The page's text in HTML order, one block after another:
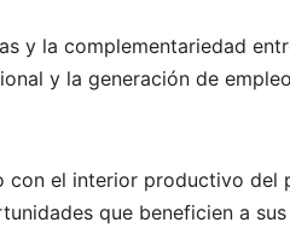
y la complementariedad
y la generación de
con el interior productivo del
que beneficien a sus